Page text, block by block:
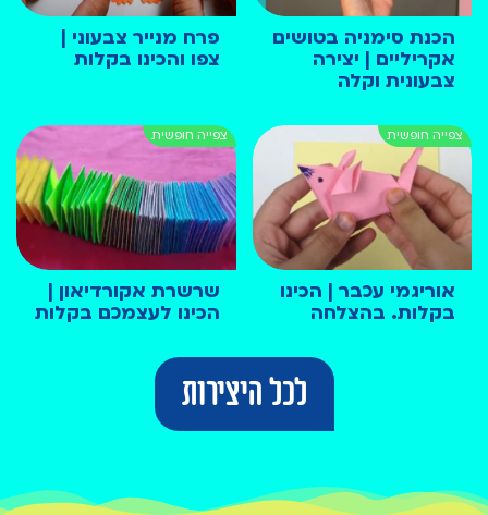
הכנת סימניה בטושים
אקריליים | יצירה
צבעונית וקלה
פרח מנייר צבעוני |
צפו והכינו בקלות
אוריגמי עכבר | הכינו
בקלות. בהצלחה
שרשרת אקורדיאון |
הכינו לעצמכם בקלות
לכל היצירות